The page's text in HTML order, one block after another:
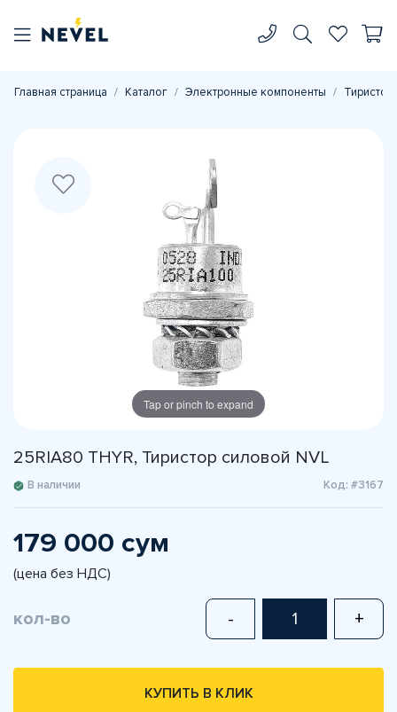
Главная страница Каталог Электронные компоненты
Tap or pinch to expand
25RIA80 THYR, Тиристор силовой NVL
В наличии Код: #3167
179 000 сум
(цена без НДС)
кол-во - +
КУПИТЬ В КЛИК